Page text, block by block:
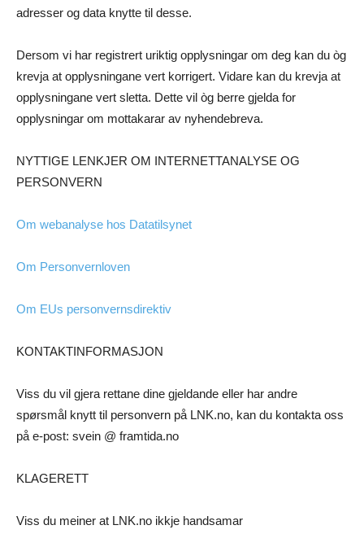
adresser og data knytte til desse.
Dersom vi har registrert uriktig opplysningar om deg kan du òg
krevja at opplysningane vert korrigert. Vidare kan du krevja at
opplysningane vert sletta. Dette vil òg berre gjelda for
opplysningar om mottakarar av nyhendebreva.
NYTTIGE LENKJER OM INTERNETTANALYSE OG
PERSONVERN
Om webanalyse hos Datatilsynet
Om Personvernloven
Om EUs personvernsdirektiv
KONTAKTINFORMASJON
Viss du vil gjera rettane dine gjeldande eller har andre
spørsmål knytt til personvern på LNK.no, kan du kontakta oss
på e-post: svein @ framtida.no
KLAGERETT
Viss du meiner at LNK.no ikkje handsamar